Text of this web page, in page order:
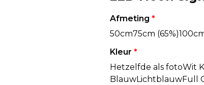
Afmeting *
50cm75cm (65%)
Kleur *
Hetzelfde als fotoWit
BlauwLichtblauwFull